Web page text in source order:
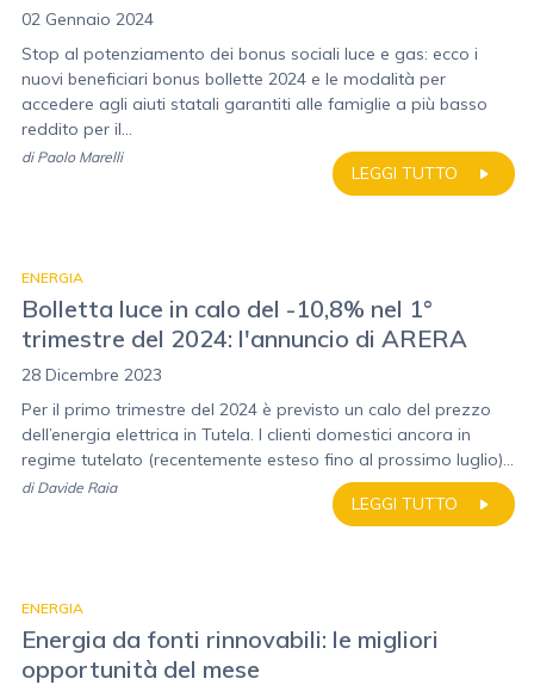
02 Gennaio 2024
Stop al potenziamento dei bonus sociali luce e gas: ecco i
nuovi beneficiari bonus bollette 2024 e le modalità per
accedere agli aiuti statali garantiti alle famiglie a più basso
reddito per il...
LEGGI TUTTO
di Paolo Marelli
ENERGIA
Bolletta luce in calo del -10,8% nel 1°
trimestre del 2024: l'annuncio di ARERA
28 Dicembre 2023
Per il primo trimestre del 2024 è previsto un calo del prezzo
dell’energia elettrica in Tutela. I clienti domestici ancora in
regime tutelato (recentemente esteso fino al prossimo luglio)...
LEGGI TUTTO
di Davide Raia
ENERGIA
Energia da fonti rinnovabili: le migliori
opportunità del mese